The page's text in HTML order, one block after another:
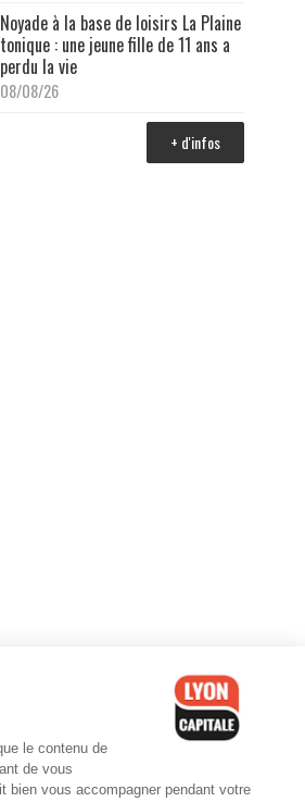
Noyade à la base de loisirs La Plaine
tonique : une jeune fille de 11 ans a
perdu la vie
08/08/26
+ d'infos